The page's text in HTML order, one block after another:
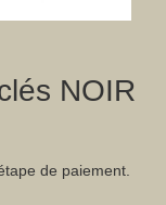
NOIR
de paiement.